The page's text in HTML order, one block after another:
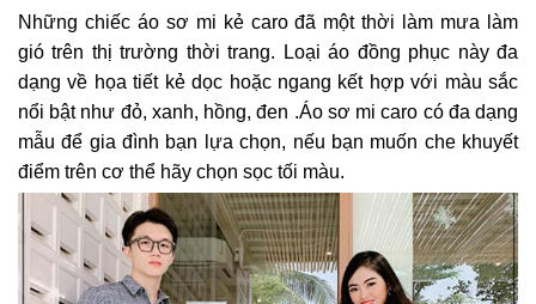
Những chiếc áo sơ mi kẻ caro đã một thời làm mưa làm
gió trên thị trường thời trang. Loại áo đồng phục này đa
dạng về họa tiết kẻ dọc hoặc ngang kết hợp với màu sắc
nổi bật như đỏ, xanh, hồng, đen .Áo sơ mi caro có đa dạng
mẫu để gia đình bạn lựa chọn, nếu bạn muốn che khuyết
điểm trên cơ thể hãy chọn sọc tối màu.